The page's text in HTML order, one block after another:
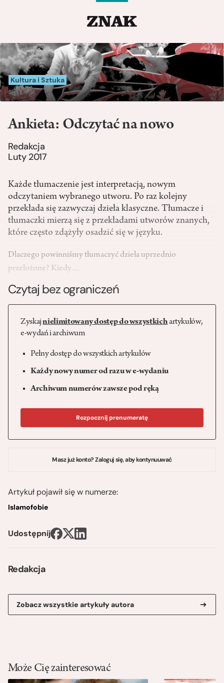
Kultura i Sztuka
Redakcja
Zobacz wszystkie artykuły autora
Ankieta: Odczytać na nowo
Redakcja
Luty 2017
Każde tłumaczenie jest interpretacją, nowym
odczytaniem wybranego utworu. Po raz kolejny
przekłada się zazwyczaj dzieła klasyczne. Tłumacze i
tłumaczki mierzą się z przekładami utworów znanych,
które często zdążyły osadzić się w języku.
Dlaczego powinniśmy tłumaczyć dzieła uprzednio
przełożone? Kiedy…
Czytaj bez ograniczeń
Zyskajnielimitowany dostęp do wszystkichartykułów,
e-wydań i archiwum
Pełny dostęp do wszystkich artykułów
Każdy nowy numer od razu w e-wydaniu
Archiwum numerów zawsze pod ręką
Rozpocznij prenumeratę
Masz już konto? Zaloguj się, aby kontynuuwać
Artykuł pojawił się w numerze:
Islamofobie
Udostępnij
Może Cię zainteresować